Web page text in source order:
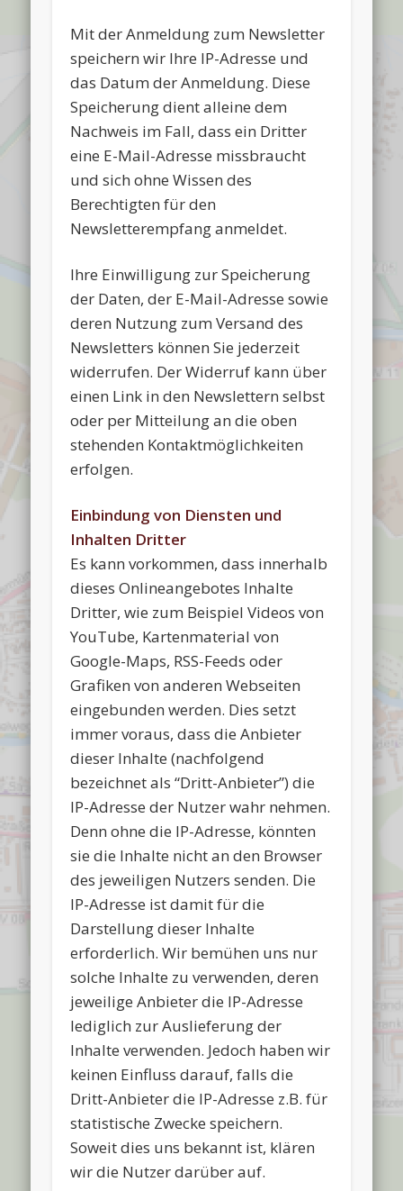
Mit der Anmeldung zum Newsletter
speichern wir Ihre IP-Adresse und
das Datum der Anmeldung. Diese
Speicherung dient alleine dem
Nachweis im Fall, dass ein Dritter
eine E-Mail-Adresse missbraucht
und sich ohne Wissen des
Berechtigten für den
Newsletterempfang anmeldet.
Ihre Einwilligung zur Speicherung
der Daten, der E-Mail-Adresse sowie
deren Nutzung zum Versand des
Newsletters können Sie jederzeit
widerrufen. Der Widerruf kann über
einen Link in den Newslettern selbst
oder per Mitteilung an die oben
stehenden Kontaktmöglichkeiten
erfolgen.
Einbindung von Diensten und
Inhalten Dritter
Es kann vorkommen, dass innerhalb
dieses Onlineangebotes Inhalte
Dritter, wie zum Beispiel Videos von
YouTube, Kartenmaterial von
Google-Maps, RSS-Feeds oder
Grafiken von anderen Webseiten
eingebunden werden. Dies setzt
immer voraus, dass die Anbieter
dieser Inhalte (nachfolgend
bezeichnet als “Dritt-Anbieter”) die
IP-Adresse der Nutzer wahr nehmen.
Denn ohne die IP-Adresse, könnten
sie die Inhalte nicht an den Browser
des jeweiligen Nutzers senden. Die
IP-Adresse ist damit für die
Darstellung dieser Inhalte
erforderlich. Wir bemühen uns nur
solche Inhalte zu verwenden, deren
jeweilige Anbieter die IP-Adresse
lediglich zur Auslieferung der
Inhalte verwenden. Jedoch haben wir
keinen Einfluss darauf, falls die
Dritt-Anbieter die IP-Adresse z.B. für
statistische Zwecke speichern.
Soweit dies uns bekannt ist, klären
wir die Nutzer darüber auf.